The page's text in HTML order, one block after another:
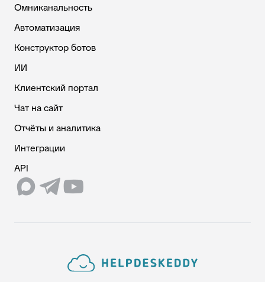
Омниканальность
Автоматизация
Конструктор ботов
ИИ
Клиентский портал
Чат на сайт
Отчёты и аналитика
Интеграции
API